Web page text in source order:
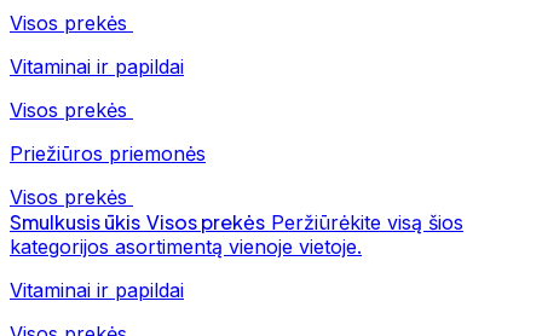
Visos prekės
Vitaminai ir papildai
Visos prekės
Priežiūros priemonės
Visos prekės
Smulkusis ūkis Visos prekės Peržiūrėkite visą šios
kategorijos asortimentą vienoje vietoje.
Vitaminai ir papildai